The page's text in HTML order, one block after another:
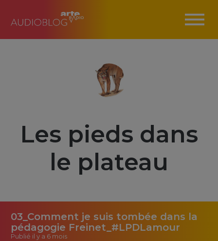
Les pieds dans
le plateau
03_Comment je suis tombée dans la
pédagogie Freinet_#LPDLamour
Publié il y a 6 mois